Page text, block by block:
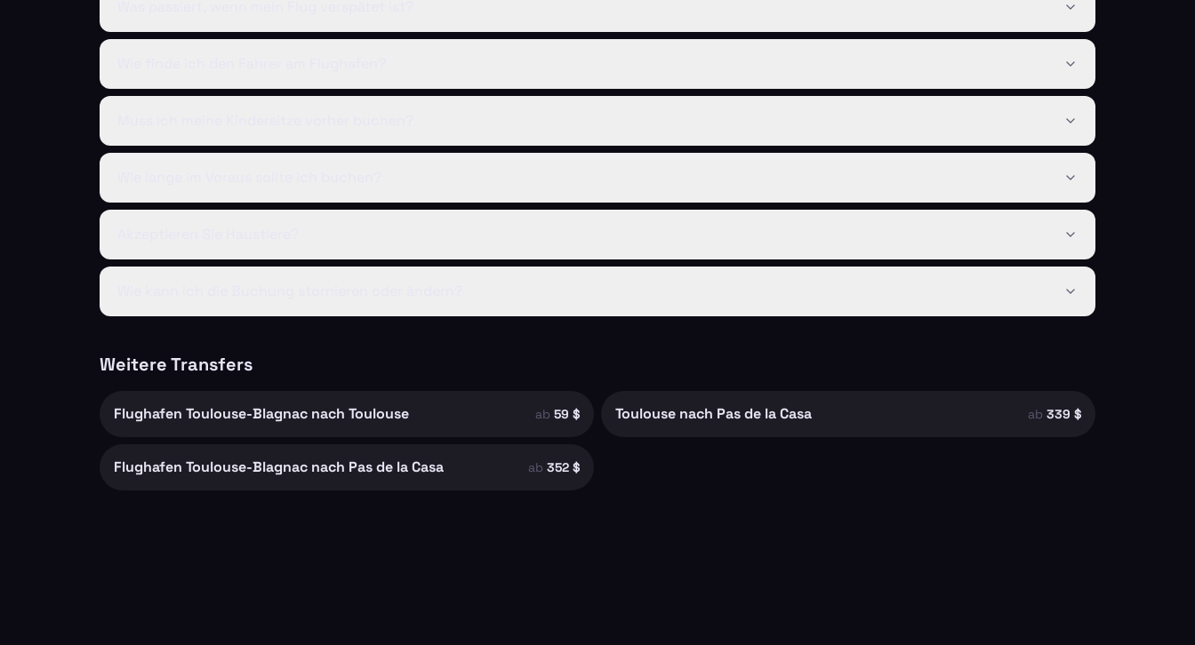
Weitere Transfers
Flughafen Toulouse-Blagnac nach Toulouse ab 59 $ Toulouse nach Pas de la Casa ab 339 $
Flughafen Toulouse-Blagnac nach Pas de la Casa ab 352 $